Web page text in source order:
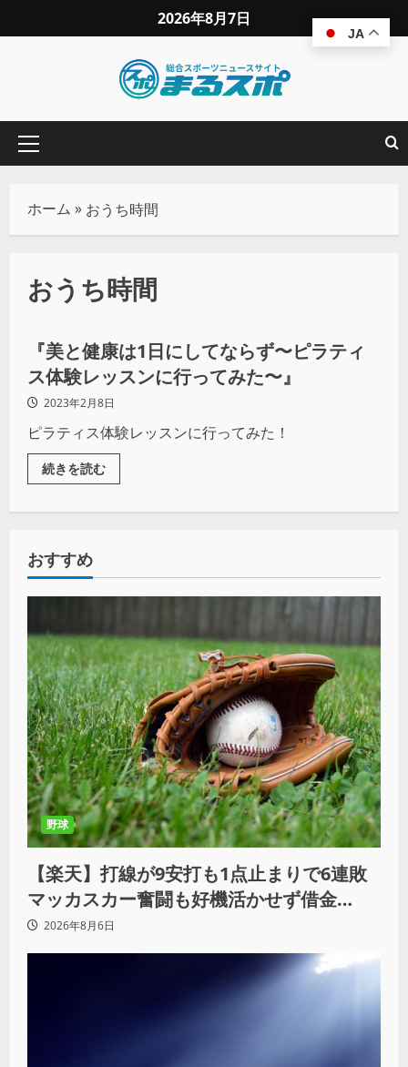
2026年8月7日
ホーム » おうち時間
おうち時間
ウェルネス
『美と健康は1日にしてならず〜ピラティ
ス体験レッスンに行ってみた〜』
2023年2月8日
ピラティス体験レッスンに行ってみた！
続きを読む
おすすめ
野球
【楽天】打線が9安打も1点止まりで6連敗
マッカスカー奮闘も好機活かせず借金
「22」
2026年8月6日
JA